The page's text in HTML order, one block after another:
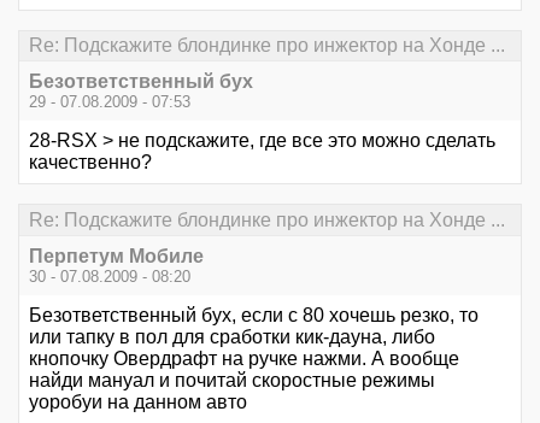
Re: Подскажите блондинке про инжектор на Хонде ...
Безответственный бух
29 - 07.08.2009 - 07:53
28-RSX > не подскажите, где все это можно сделать
качественно?
Re: Подскажите блондинке про инжектор на Хонде ...
Перпетум Мобиле
30 - 07.08.2009 - 08:20
Безответственный бух, если с 80 хочешь резко, то
или тапку в пол для сработки кик-дауна, либо
кнопочку Овердрафт на ручке нажми. А вообще
найди мануал и почитай скоростные режимы
уоробуи на данном авто